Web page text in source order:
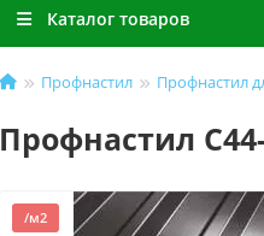
Каталог товаров
Профнастил Профнастил
Профнастил
/м2